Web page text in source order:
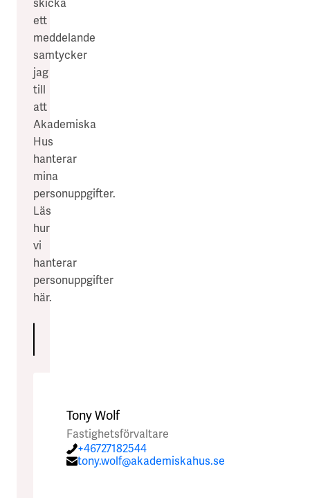
skicka
ett
meddelande
samtycker
jag
till
att
Akademiska
Hus
hanterar
mina
personuppgifter.
Läs
hur
vi
hanterar
personuppgifter
här.
Tony Wolf
Fastighetsförvaltare
+46727182544
tony.wolf@akademiskahus.se